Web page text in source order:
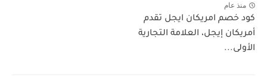
منذ عام
كود خصم امريكان ايجل تقدم
أمريكان إيجل، العلامة التجارية
الأولى...